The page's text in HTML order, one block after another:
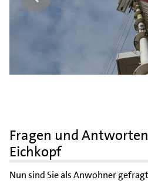
Fragen und
Eichkopf
Nun sind Sie als Anwohner